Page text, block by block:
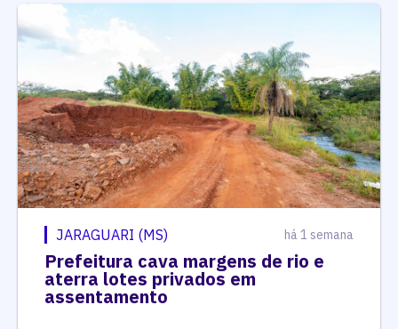
JARAGUARI (MS) há 1 semana
Prefeitura cava margens de rio e
aterra lotes privados em
assentamento